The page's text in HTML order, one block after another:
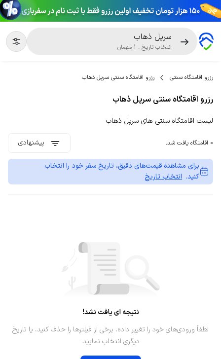
سرپل ذهاب
انتخاب تاریخ .
1 مهمان
رزرو اقامتگاه سنتی رزرو اقامتگاه سنتی سرپل ذهاب
رزرو اقامتگاه سنتی سرپل ذهاب
لیست اقامتگاه سنتی های سرپل ذهاب
0 اقامتگاه یافت شد. پیشنهادی
برای مشاهده قیمت‌های دقیق، تاریخ سفر خود را انتخاب
کنید. انتخاب تاریخ
نتیجه ای یافت نشد!
لطفاً ورودی‌های خود را تغییر داده، برخی از فیلترها را حذف کنید، یا تاریخ
دیگری انتخاب نمایید.